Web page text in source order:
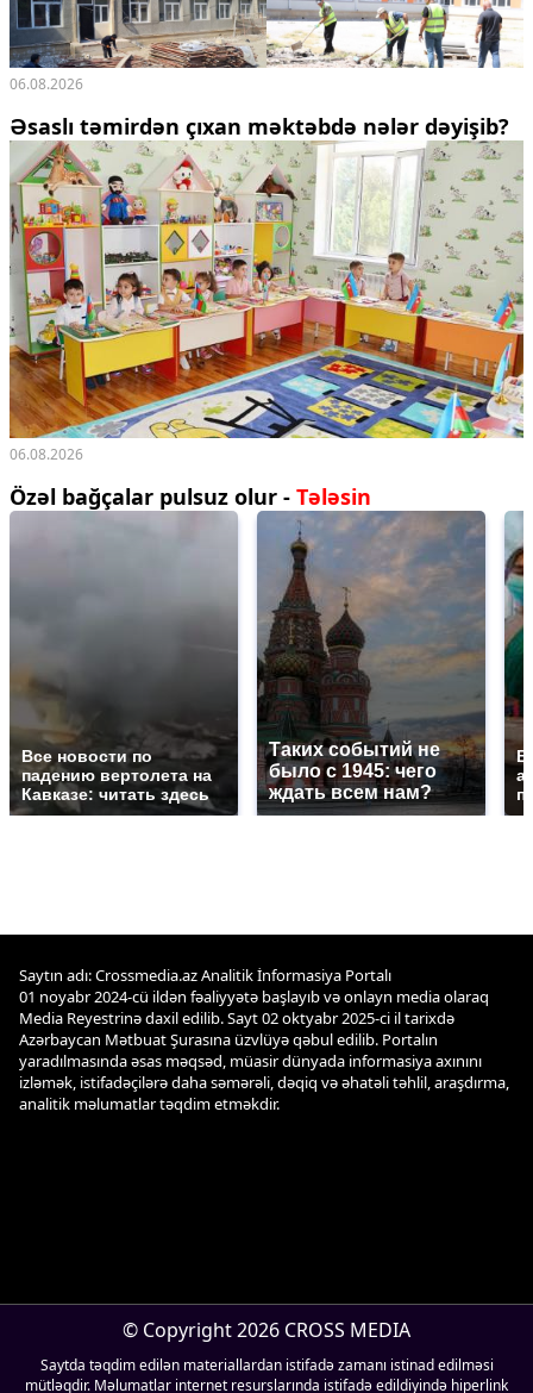
06.08.2026
Əsaslı təmirdən çıxan məktəbdə nələr dəyişib?
06.08.2026
Özəl bağçalar pulsuz olur - Tələsin
Все новости по
падению вертолета на
Кавказе: читать здесь
Таких событий не
было с 1945: чего
ждать всем нам?
В
Saytın adı: Crossmedia.az Analitik İnformasiya Portalı
01 noyabr 2024-cü ildən fəaliyyətə başlayıb və onlayn media olaraq
Media Reyestrinə daxil edilib. Sayt 02 oktyabr 2025-ci il tarixdə
Azərbaycan Mətbuat Şurasına üzvlüyə qəbul edilib. Portalın
yaradılmasında əsas məqsəd, müasir dünyada informasiya axınını
izləmək, istifadəçilərə daha səmərəli, dəqiq və əhatəli təhlil, araşdırma,
analitik məlumatlar təqdim etməkdir.
© Copyright 2026 CROSS MEDIA
Saytda təqdim edilən materiallardan istifadə zamanı istinad edilməsi
mütləqdir. Məlumatlar internet resurslarında istifadə edildiyində hiperlink